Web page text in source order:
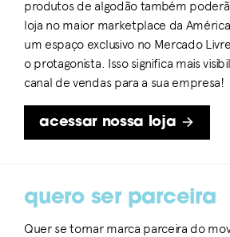
produtos de algodão também
loja no maior marketplace da
um espaço exclusivo no Mercado
o protagonista. Isso significa mais
canal de vendas para a sua empresa!
acessar nossa loja
quero ser parceira
Quer se tornar marca parceira do